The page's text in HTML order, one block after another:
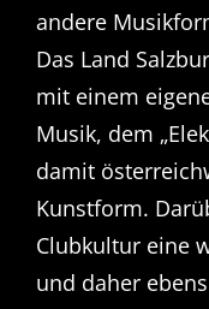
andere
Das Land
mit einem
Musik, dem
damit
Kunstform.
Clubkultur eine
und daher